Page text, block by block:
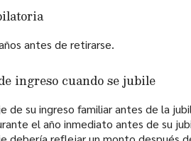
antes de retirarse.
ingreso cuando se jubile
de su ingreso familiar antes de la
el año inmediato antes de su